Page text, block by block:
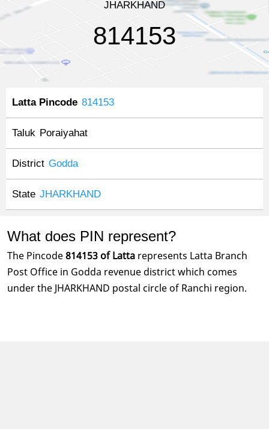
JHARKHAND
814153
Latta Pincode 814153
Taluk Poraiyahat
District Godda
State JHARKHAND
What does PIN represent?
The Pincode814153 of Latta represents Latta Branch
Post Office in Godda revenue district which comes
under the JHARKHAND postal circle of Ranchi region.